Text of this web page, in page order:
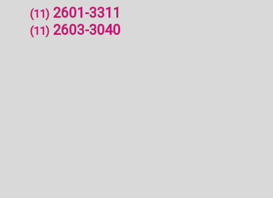
Fabricantes de arruelas de
borracha
Fabricantes de gaxetas
(11) 2601-3311
(11) 2603-3040